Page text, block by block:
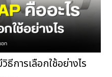
ธีการเลือกใช้อย่างไร